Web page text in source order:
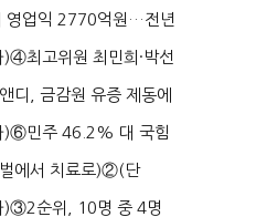
에 ...
영업익 2770억원…전년
)④최고위원 최민희·박선
...
디, 금감원 유증 제동에
...
)⑥민주 46.2% 대 국힘
위 밖 ...
에서 치료로)②(단
염병…여성...
)③2순위, 10명 중 4명